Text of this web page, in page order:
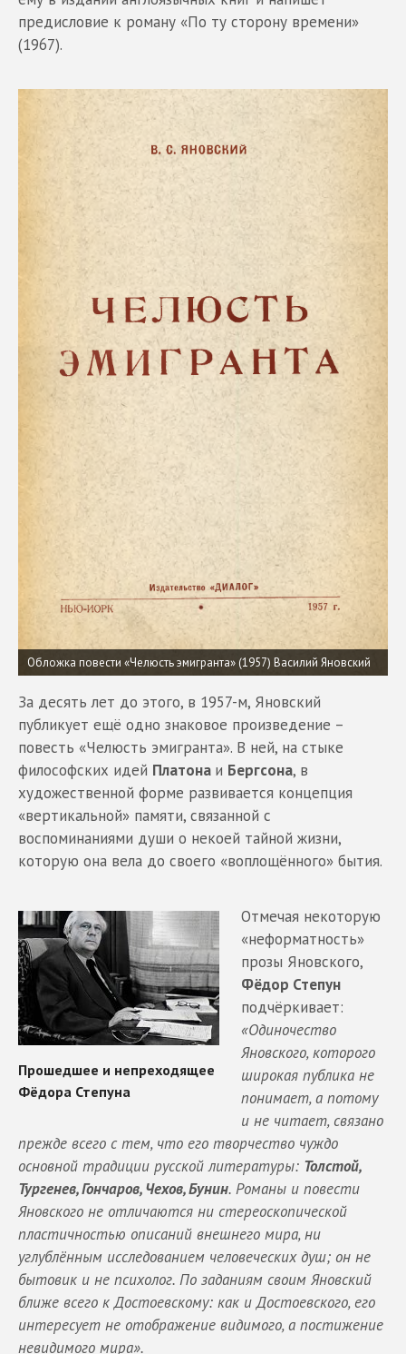
предисловие к роману «По ту сторону времени»
(1967).
Обложка повести «Челюсть эмигранта» (1957) Василий Яновский
За десять лет до этого, в 1957-м, Яновский
публикует ещё одно знаковое произведение –
повесть «Челюсть эмигранта». В ней, на стыке
философских идей Платона и Бергсона, в
художественной форме развивается концепция
«вертикальной» памяти, связанной с
воспоминаниями души о некоей тайной жизни,
которую она вела до своего «воплощённого» бытия.
Отмечая некоторую
«неформатность»
прозы Яновского,
Фёдор Степун
подчёркивает:
«Одиночество
Яновского, которого
широкая публика не
понимает, а потому
и не читает, связано
прежде всего с тем, что его творчество чуждо
основной традиции русской литературы: Толстой,
Тургенев, Гончаров, Чехов, Бунин. Романы и повести
Яновского не отличаются ни стереоскопической
пластичностью описаний внешнего мира, ни
углублённым исследованием человеческих душ; он не
бытовик и не психолог. По заданиям своим Яновский
ближе всего к Достоевскому: как и Достоевского, его
интересует не отображение видимого, а постижение
невидимого мира».